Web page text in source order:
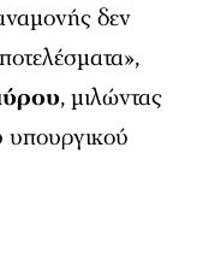
δεν
, μιλώντας
υπουργικού